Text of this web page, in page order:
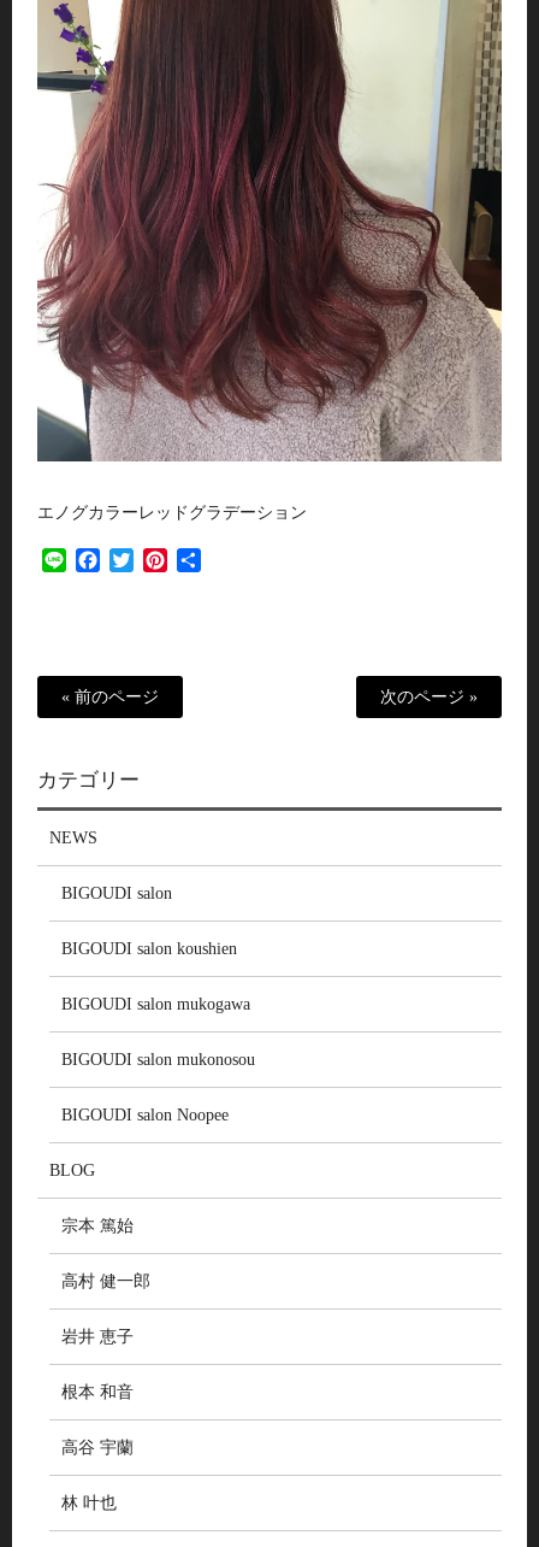
エノグカラーレッドグラデーション
Line FacebookTwitterPinterest
« 前のページ 次のページ »
カテゴリー
NEWS
BIGOUDI salon
BIGOUDI salon koushien
BIGOUDI salon mukogawa
BIGOUDI salon mukonosou
BIGOUDI salon Noopee
BLOG
宗本 篤始
高村 健一郎
岩井 恵子
根本 和音
高谷 宇蘭
林 叶也